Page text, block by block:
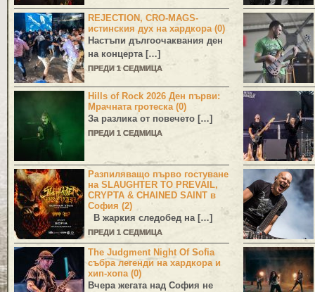
REJECTION, CRO-MAGS-
истинския дух на хардкора (0)
Настъпи дългоочаквания ден
на концерта […]
ПРЕДИ 1 СЕДМИЦА
Hills of Rock 2026 Ден първи:
Мрачната гротеска (0)
За разлика от повечето […]
ПРЕДИ 1 СЕДМИЦА
Разпиляващо първо гостуване
на SLAUGHTER TO PREVAIL,
CRYPTA & CHAINED SAINT в
София (2)
В жаркия следобед на […]
ПРЕДИ 1 СЕДМИЦА
The Judgment Night Of Sofia
събра легенди на хардкора и
хип-хопа (0)
Вчера жегата над София не